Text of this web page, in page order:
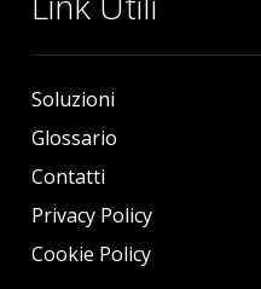
Soluzioni
Glossario
Contatti
Privacy Policy
Cookie Policy